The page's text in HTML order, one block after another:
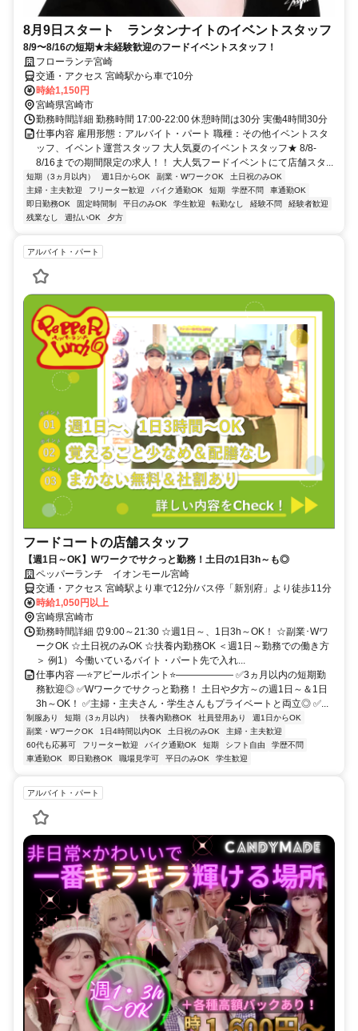
8月9日スタート ランタンナイトのイベントスタッフ
8/9〜8/16の短期★未経験歓迎のフードイベントスタッフ！
フローランテ宮崎
交通・アクセス 宮崎駅から車で10分
時給1,150円
宮崎県宮崎市
勤務時間詳細 勤務時間 17:00-22:00 休憩時間は30分 実働4時間30分
仕事内容 雇用形態：アルバイト・パート 職種：その他イベントスタ
ッフ、イベント運営スタッフ 大人気夏のイベントスタッフ★ 8/8-
8/16までの期間限定の求人！！ 大人気フードイベントにて店舗スタ...
短期（3ヵ月以内） 週1日からOK 副業・WワークOK
土日祝のみOK
主婦・主夫歓迎
フリーター歓迎 バイク通勤OK 短期 学歴不問
車通勤OK
即日勤務OK
固定時間制 平日のみOK 学生歓迎 転勤なし 経験不問
経験者歓迎
残業なし
週払いOK 夕方
アルバイト・パート
フードコートの店舗スタッフ
【週1日～OK】Wワークでサクっと勤務！土日の1日3h～も◎
ペッパーランチ イオンモール宮崎
交通・アクセス 宮崎駅より車で12分/バス停「新別府」より徒歩11分
時給1,050円以上
宮崎県宮崎市
勤務時間詳細 ⏰9:00～21:30 ☆週1日～、1日3h～OK！ ☆副業･Wワ
ークOK ☆土日祝のみOK ☆扶養内勤務OK ＜週1日～勤務での働き方
＞ 例1） 今働いているバイト・パート先で入れ...
仕事内容 ―⭐アピールポイント⭐―――――― ✅3ヵ月以内の短期勤
務歓迎◎ ✅Wワークでサクっと勤務！ 土日や夕方～の週1日～＆1日
3h～OK！ ✅主婦・主夫さん・学生さんもプライベートと両立◎ ✅...
制服あり 短期（3ヵ月以内） 扶養内勤務OK 社員登用あり
週1日からOK
副業・WワークOK
1日4時間以内OK 土日祝のみOK
主婦・主夫歓迎
60代も応募可
フリーター歓迎 バイク通勤OK 短期 シフト自由
学歴不問
車通勤OK
即日勤務OK 職場見学可 平日のみOK 学生歓迎
アルバイト・パート